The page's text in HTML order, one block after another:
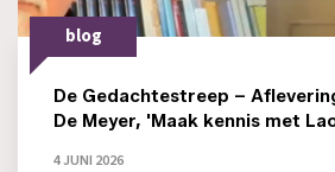
blog
De Gedachtestreep –
De Meyer, 'Maak kennis met
4 JUNI 2026